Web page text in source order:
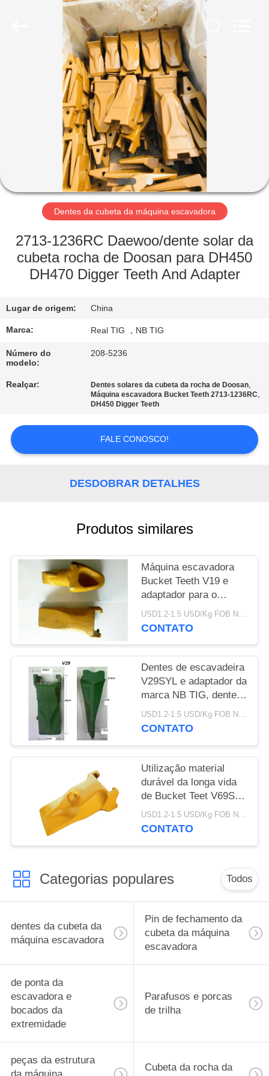
PRODUTOS
EXCURSÃO
FÁBRICA
CONTROLE
QUALIDADE
CONTACTE-
NOS
UMAS
CITAÇÕES
PRIVACY
POLICY
Dentes da cubeta da máquina escavadora
2713-1236RC Daewoo/dente solar da
cubeta rocha de Doosan para DH450
DH470 Digger Teeth And Adapter
Lugar de origem: China
Marca: Real TIG ，NB TIG
Número do
modelo:
208-5236
Realçar: Dentes solares da cubeta da rocha de Doosan,
Máquina escavadora Bucket Teeth 2713-1236RC,
DH450 Digger Teeth
FALE CONOSCO!
DESDOBRAR DETALHES
Produtos similares
Máquina escavadora
Bucket Teeth V19 e
adaptador para o
trabalho de furo do óleo
e do mar
USD1.2-1.5 USD/Kg FOB Ningbo MOQ:2 toneladas
CONTATO
Dentes de escavadeira
V29SYL e adaptador da
marca NB TIG, dentes
de rocha para
escavadeira
USD1.2-1.5 USD/Kg FOB Ningbo MOQ:2 toneladas
CONTATO
Utilização material
durável da longa vida
de Bucket Teet V69SYL
da máquina
escavadora da fábrica
USD1.2-1.5 USD/Kg FOB Ningbo MOQ:2 toneladas
CONTATO
Categorias populares Todos
dentes da cubeta da
máquina escavadora
Pin de fechamento da
cubeta da máquina
escavadora
de ponta da
escavadora e
bocados da
extremidade
Parafusos e porcas
de trilha
peças da estrutura
Cubeta da rocha da